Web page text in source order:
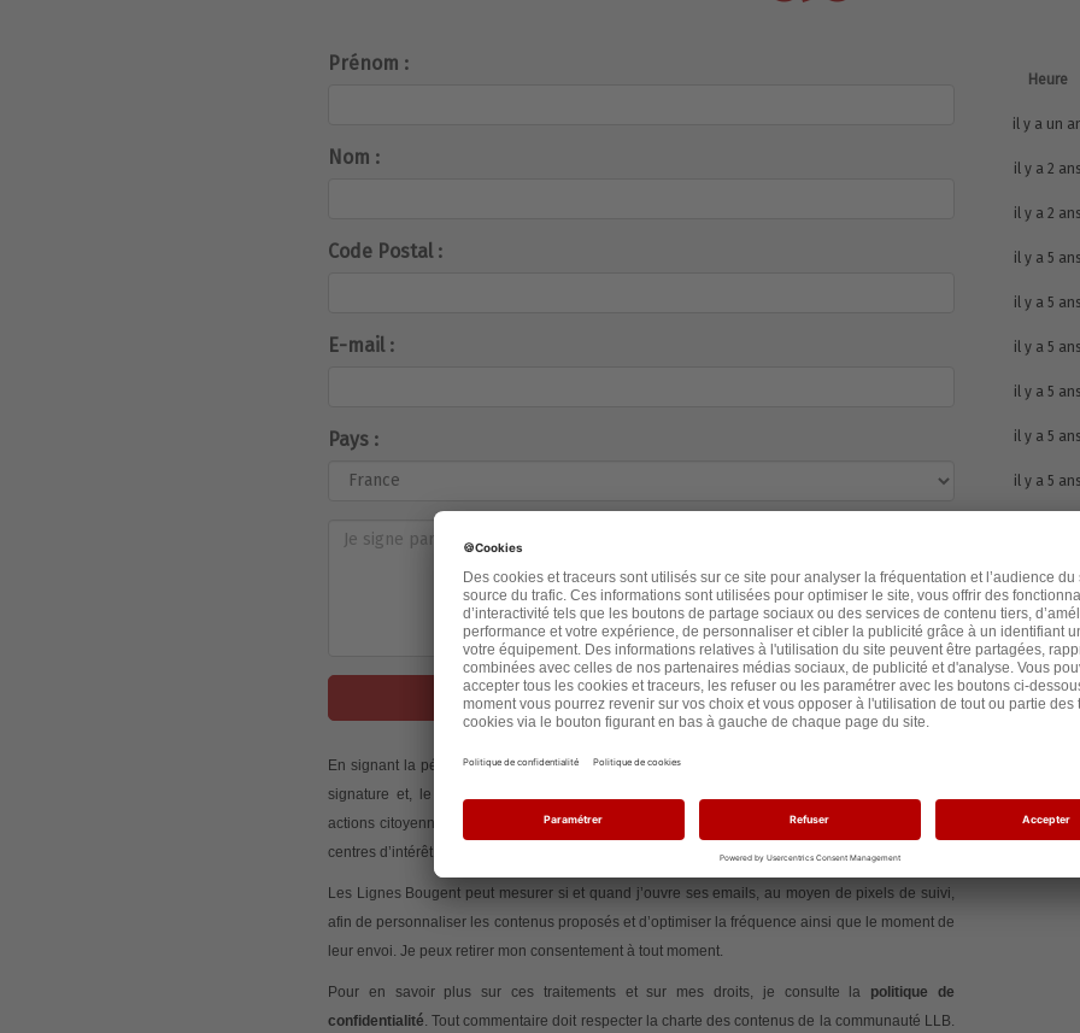
Prénom :
Nom :
Code Postal :
E-mail :
Pays :
Je signe la pétition
En signant la pétition, j’accepte que Les Lignes Bougent traite mes données afin de gérer ma
signature et, le cas échéant, mon commentaire. J’accepte également d’être informé(e) des
actions citoyennes initiées via Les Lignes Bougent et de recevoir des contenus adaptés à mes
centres d’intérêt.
Les Lignes Bougent peut mesurer si et quand j’ouvre ses emails, au moyen de pixels de suivi,
afin de personnaliser les contenus proposés et d’optimiser la fréquence ainsi que le moment de
leur envoi. Je peux retirer mon consentement à tout moment.
Pour en savoir plus sur ces traitements et sur mes droits, je consulte la politique de
confidentialité . Tout commentaire doit respecter la charte des contenus de la communauté LLB.
Heure
il y a un
il y a 2
il y a 2
il y a 5
il y a 5
il y a 5
il y a 5
il y a 5
il y a 5